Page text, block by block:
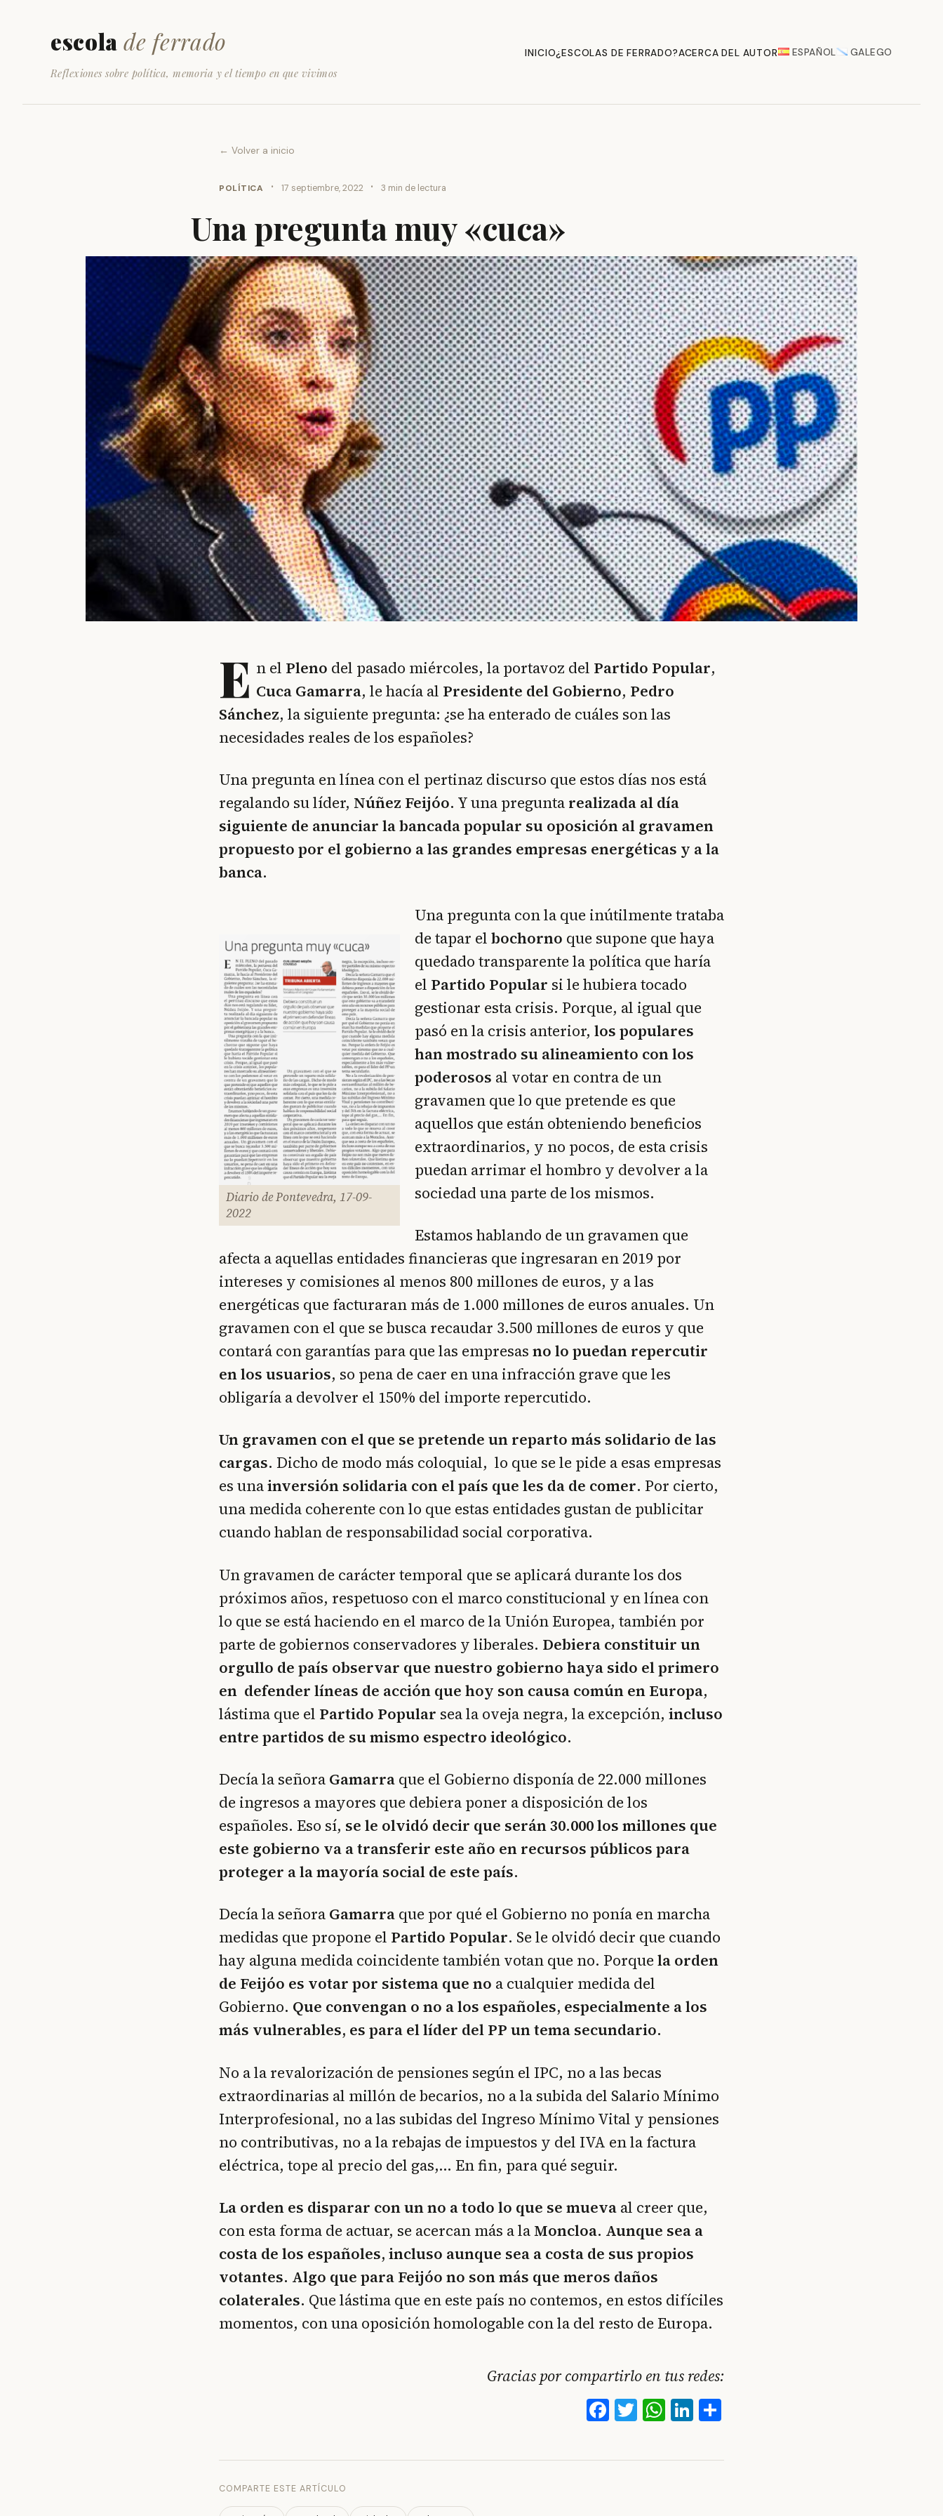
escola de ferrado
Reflexiones sobre política, memoria y el tiempo en que vivimos
INICIO¿ESCOLAS DE FERRADO?ACERCA DEL AUTOR ESPAÑOL GALEGO
← Volver a inicio
POLÍTICA · 17 septiembre, 2022 · 3 min de lectura
Una pregunta muy «cuca»
E n el Pleno del pasado miércoles, la portavoz del Partido Popular,
Cuca Gamarra, le hacía al Presidente del Gobierno, Pedro
Sánchez, la siguiente pregunta: ¿se ha enterado de cuáles son las
necesidades reales de los españoles?
Una pregunta en línea con el pertinaz discurso que estos días nos está
regalando su líder, Núñez Feijóo. Y una pregunta realizada al día
siguiente de anunciar la bancada popular su oposición al gravamen
propuesto por el gobierno a las grandes empresas energéticas y a la
banca.
Diario de Pontevedra, 17-09-
2022
Una pregunta con la que inútilmente trataba
de tapar el bochorno que supone que haya
quedado transparente la política que haría
el Partido Popular si le hubiera tocado
gestionar esta crisis. Porque, al igual que
pasó en la crisis anterior, los populares
han mostrado su alineamiento con los
poderosos al votar en contra de un
gravamen que lo que pretende es que
aquellos que están obteniendo beneficios
extraordinarios, y no pocos, de esta crisis
puedan arrimar el hombro y devolver a la
sociedad una parte de los mismos.
Estamos hablando de un gravamen que
afecta a aquellas entidades financieras que ingresaran en 2019 por
intereses y comisiones al menos 800 millones de euros, y a las
energéticas que facturaran más de 1.000 millones de euros anuales. Un
gravamen con el que se busca recaudar 3.500 millones de euros y que
contará con garantías para que las empresas no lo puedan repercutir
en los usuarios, so pena de caer en una infracción grave que les
obligaría a devolver el 150% del importe repercutido.
Un gravamen con el que se pretende un reparto más solidario de las
cargas. Dicho de modo más coloquial, lo que se le pide a esas empresas
es unainversión solidaria con el país que les da de comer. Por cierto,
una medida coherente con lo que estas entidades gustan de publicitar
cuando hablan de responsabilidad social corporativa.
Un gravamen de carácter temporal que se aplicará durante los dos
próximos años, respetuoso con el marco constitucional y en línea con
lo que se está haciendo en el marco de la Unión Europea, también por
parte de gobiernos conservadores y liberales. Debiera constituir un
orgullo de país observar que nuestro gobierno haya sido el primero
en defender líneas de acción que hoy son causa común en Europa,
lástima que el Partido Popular sea la oveja negra, la excepción, incluso
entre partidos de su mismo espectro ideológico.
Decía la señora Gamarra que el Gobierno disponía de 22.000 millones
de ingresos a mayores que debiera poner a disposición de los
españoles. Eso sí, se le olvidó decir que serán 30.000 los millones que
este gobierno va a transferir este año en recursos públicos para
proteger a la mayoría social de este país.
Decía la señora Gamarra que por qué el Gobierno no ponía en marcha
medidas que propone el Partido Popular. Se le olvidó decir que cuando
hay alguna medida coincidente también votan que no. Porque la orden
de Feijóo es votar por sistema que no a cualquier medida del
Gobierno. Que convengan o no a los españoles, especialmente a los
más vulnerables, es para el líder del PP un tema secundario.
No a la revalorización de pensiones según el IPC, no a las becas
extraordinarias al millón de becarios, no a la subida del Salario Mínimo
Interprofesional, no a las subidas del Ingreso Mínimo Vital y pensiones
no contributivas, no a la rebajas de impuestos y del IVA en la factura
eléctrica, tope al precio del gas,… En fin, para qué seguir.
La orden es disparar con un no a todo lo que se mueva al creer que,
con esta forma de actuar, se acercan más a laMoncloa. Aunque sea a
costa de los españoles, incluso aunque sea a costa de sus propios
votantes. Algo que para Feijóo no son más que meros daños
colaterales. Que lástima que en este país no contemos, en estos difíciles
momentos, con una oposición homologable con la del resto de Europa.
Gracias por compartirlo en tus redes:
Facebook
Twitter
WhatsApp
LinkedIn
COMPARTE ESTE ARTÍCULO